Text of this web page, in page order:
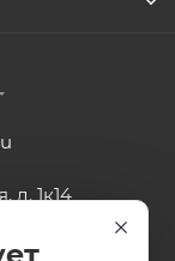
д. 1к14